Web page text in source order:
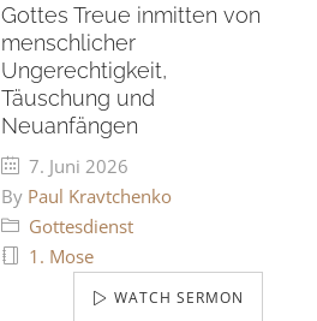
Gottes Treue inmitten von
menschlicher
Ungerechtigkeit,
Täuschung und
Neuanfängen
7. Juni 2026
By Paul Kravtchenko
Gottesdienst
1. Mose
WATCH SERMON